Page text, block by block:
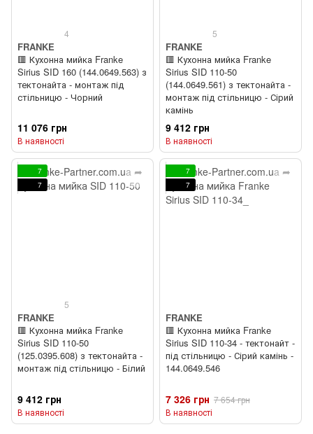
4
FRANKE
🟥 Кухонна мийка Franke
Sirius SID 160 (144.0649.563) з
тектонайта - монтаж під
стільницю - Чорний
11 076 грн
В наявності
5
FRANKE
🟥 Кухонна мийка Franke
Sirius SID 110-50
(144.0649.561) з тектонайта -
монтаж під стільницю - Сірий
камінь
9 412 грн
В наявності
7
7
5
FRANKE
🟥 Кухонна мийка Franke
Sirius SID 110-50
(125.0395.608) з тектонайта -
монтаж під стільницю - Білий
9 412 грн
В наявності
7
7
FRANKE
🟥 Кухонна мийка Franke
Sirius SID 110-34 - тектонайт -
під стільницю - Сірий камінь -
144.0649.546
7 326 грн 7 654 грн
В наявності